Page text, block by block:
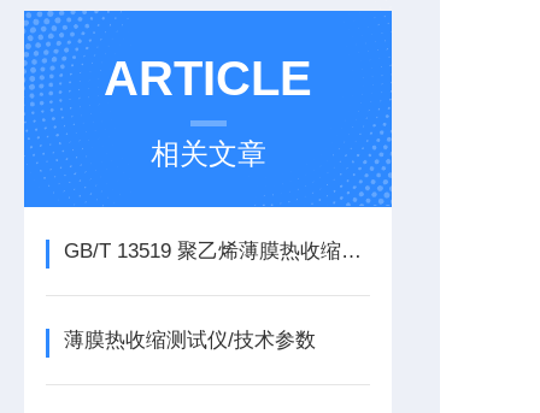
ARTICLE
相关文章
GB/T 13519 聚乙烯薄膜热收缩测试仪的试验方法
薄膜热收缩测试仪/技术参数